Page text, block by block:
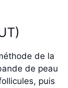
de la
de peau
puis